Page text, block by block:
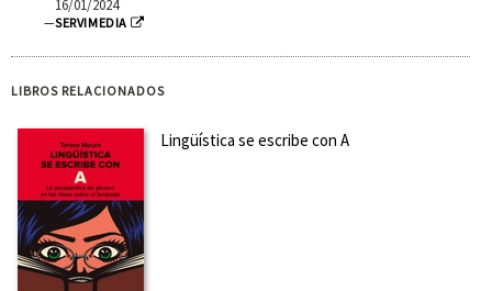
Castilla-La Mancha y coordinadora del grupo de
investigación Grammatica Varia. Estudios de Gramática y
categorías gramaticales de Tiempo, Aspecto, Modo de
Acción, Mo...
SOBRE LAURA GONZÁLEZ LÓPEZ (EDITORA)
Es doctora por la Universidad Complutense de Madrid y
profesora de Lengua española en la Universidad de Castilla-
La Mancha. Ha trabajado para instituciones nacionales
como la Real Academia Española e internacionales como
la Universität Konstanz (Alemania). Su investigación se cen...
16/01/2024
—SERVIMEDIA
LIBROS RELACIONADOS
Lingüística se escribe con A